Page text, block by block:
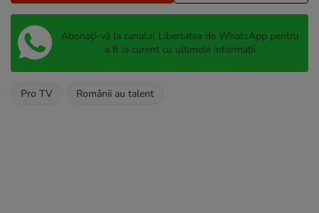
Abonați-vă la canalul Libertatea de WhatsApp pentru
a fi la curent cu ultimele informații
Pro TV Românii au talent